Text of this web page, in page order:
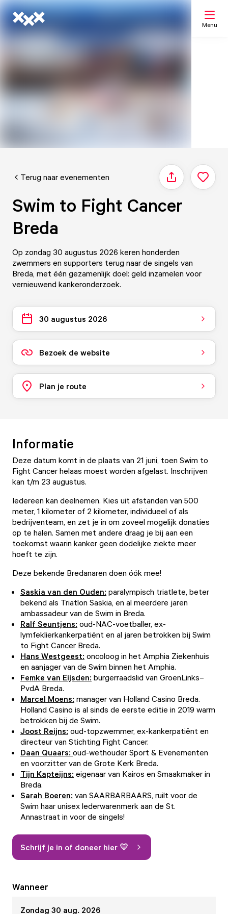
Menu
Terug naar evenementen Delen
Swim to Fight Cancer
Breda
Op zondag 30 augustus 2026 keren honderden
zwemmers en supporters terug naar de singels van
Breda, met één gezamenlijk doel: geld inzamelen voor
vernieuwend kankeronderzoek.
30 augustus 2026
Bezoek de website
Plan je route
Informatie
Deze datum komt in de plaats van 21 juni, toen Swim to
Fight Cancer helaas moest worden afgelast. Inschrijven
kan t/m 23 augustus.
Iedereen kan deelnemen. Kies uit afstanden van 500
meter, 1 kilometer of 2 kilometer, individueel of als
bedrijventeam, en zet je in om zoveel mogelijk donaties
op te halen. Samen met andere draag je bij aan een
toekomst waarin kanker geen dodelijke ziekte meer
hoeft te zijn.
Deze bekende Bredanaren doen óók mee!
Saskia van den Ouden: paralympisch triatlete, beter
bekend als Triatlon Saskia, en al meerdere jaren
ambassadeur van de Swim in Breda.
Ralf Seuntjens: oud-NAC-voetballer, ex-
lymfeklierkankerpatiënt en al jaren betrokken bij Swim
to Fight Cancer Breda.
Hans Westgeest: oncoloog in het Amphia Ziekenhuis
en aanjager van de Swim binnen het Amphia.
Femke van Eijsden: burgerraadslid van GroenLinks–
PvdA Breda.
Marcel Moens: manager van Holland Casino Breda.
Holland Casino is al sinds de eerste editie in 2019 warm
betrokken bij de Swim.
Joost Reijns: oud-topzwemmer, ex-kankerpatiënt en
directeur van Stichting Fight Cancer.
Daan Quaars: oud-wethouder Sport & Evenementen
en voorzitter van de Grote Kerk Breda.
Tijn Kapteijns: eigenaar van Kairos en Smaakmaker in
Breda.
Sarah Boeren: van SAARBARBAARS, ruilt voor de
Swim haar unisex lederwarenmerk aan de St.
Annastraat in voor de singels!
Schrijf je in of doneer hier 💙
Wanneer
Zondag 30 aug. 2026